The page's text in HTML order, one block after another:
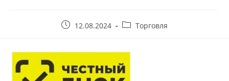
12.08.2024 Торговля